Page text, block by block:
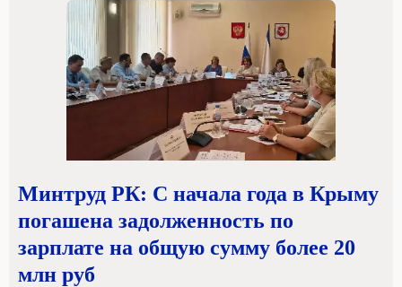
Минтруд РК: С начала года в Крыму
погашена задолженность по
зарплате на общую сумму более 20
млн руб